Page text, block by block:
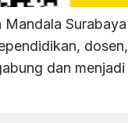
Surabaya
dosen,
dan menjadi